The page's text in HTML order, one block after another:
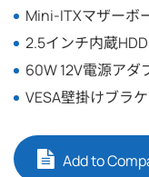
Mini-ITXマザーボ
2.5インチ内蔵
60W 12V電源アダ
VESA壁掛けブラ
Add to